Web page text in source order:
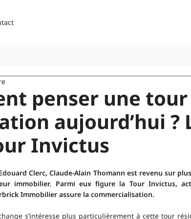
penser une tour
aujourd’hui ?
Invictus
Clerc, Claude-Alain Thomann est revenu sur
immobilier. Parmi eux figure la Tour Invictus,
Immobilier assure la commercialisation.
s’intéresse plus particulièrement à cette tour